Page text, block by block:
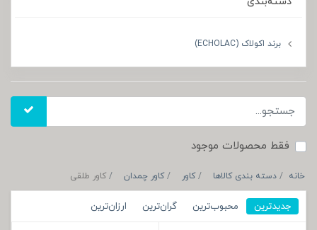
برند اکولاک (ECHOLAC)
فقط محصولات موجود
خانه دسته بندی کالاها کاور کاور چمدان کاور طلقی
جدیدترین محبوب‌ترین گران‌ترین ارزان‌ترین